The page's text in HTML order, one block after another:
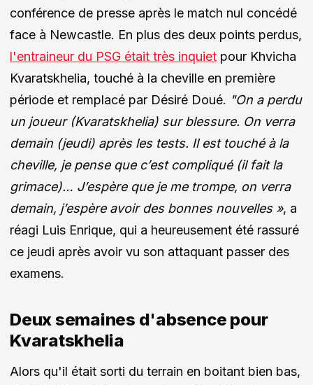
conférence de presse après le match nul concédé
face à Newcastle. En plus des deux points perdus,
l'entraineur du PSG était très inquiet pour Khvicha
Kvaratskhelia, touché à la cheville en première
période et remplacé par Désiré Doué. "On a perdu
un joueur (Kvaratskhelia) sur blessure. On verra
demain (jeudi) après les tests. Il est touché à la
cheville, je pense que c’est compliqué (il fait la
grimace)… J’espère que je me trompe, on verra
demain, j’espère avoir des bonnes nouvelles », a
réagi Luis Enrique, qui a heureusement été rassuré
ce jeudi après avoir vu son attaquant passer des
examens.
Deux semaines d'absence pour
Kvaratskhelia
Alors qu'il était sorti du terrain en boitant bien bas,